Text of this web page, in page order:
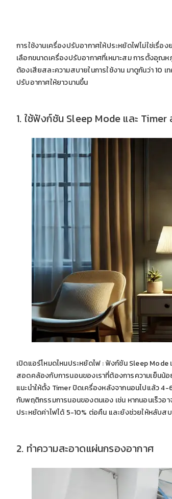
การใช้งานเครื่องปรับอากาศให้ประหยัดไฟไม่ใช่เรื่
เลือกขนาดเครื่องปรับอากาศที่เหมาะสม การตั้งอุ
ต้องเสียสละความสบายในการใช้งาน มาดูกันว่า
ปรับอากาศให้ยาวนานขึ้น
1. ใช้ฟังก์ชัน Sleep Mode และ
เปิดแอร์โหมดไหนประหยัดไฟ : ฟังก์ชัน Sleep
สอดคล้องกับการนอนของเราที่ต้องการความเย็นน้
แนะนำให้ตั้ง Timer ปิดเครื่องหลังจากนอนไปแล้ว
กับพฤติกรรมการนอนของตนเอง เช่น หากนอนเร็วอ
ประหยัดค่าไฟได้ 5-10% ต่อคืน และยังช่วยให้หลับ
2. ทำความสะอาดแผ่นกรองอากาศ